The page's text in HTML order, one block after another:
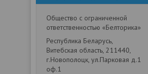
Общество с ограниченной
ответственностью «Белторика»
Республика Беларусь,
Витебская область, 211440,
г.Новополоцк, ул.Парковая д.1
оф.1